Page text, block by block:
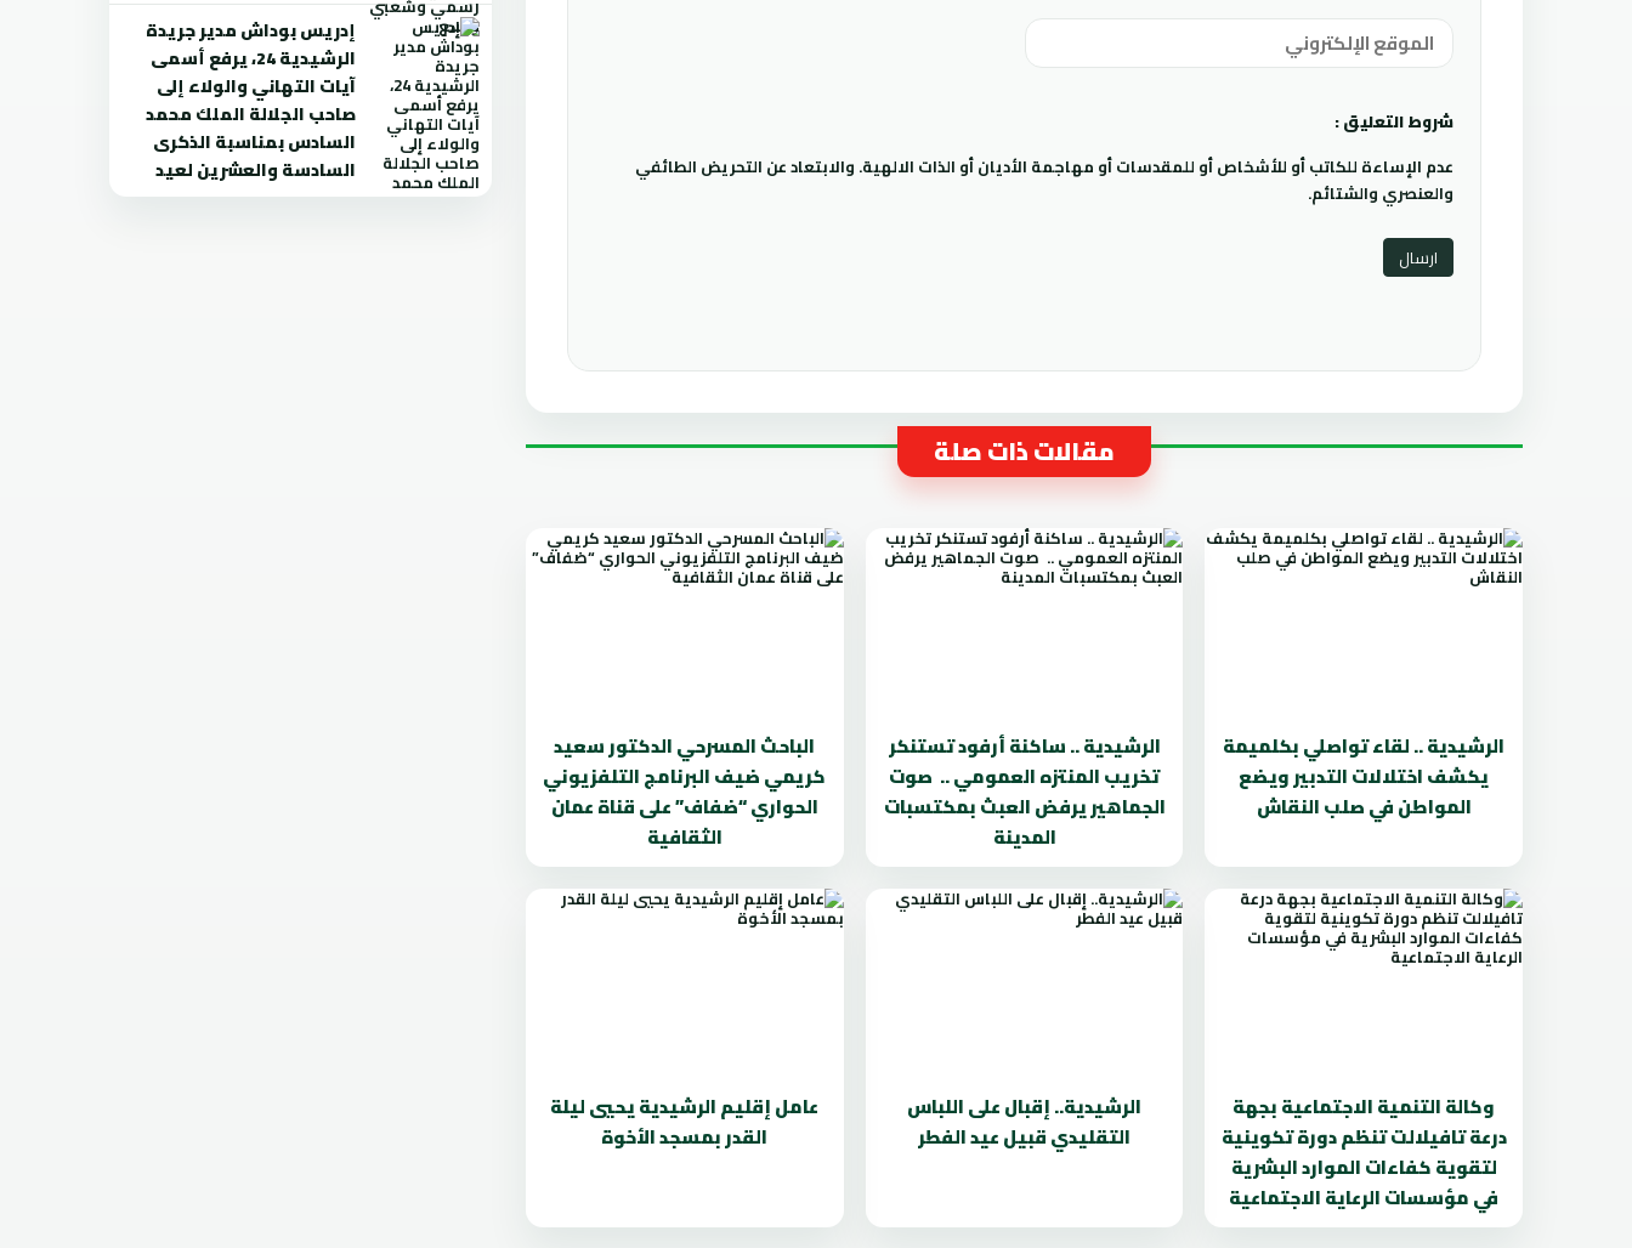
شروط التعليق :
عدم الإساءة للكاتب أو للأشخاص أو للمقدسات أو مهاجمة الأديان أو الذات الالهية. والابتعاد عن التحريض الطائفي
والعنصري والشتائم.
مقالات ذات صلة
الرشيدية .. لقاء تواصلي بكلميمة
يكشف اختلالات التدبير ويضع
المواطن في صلب النقاش
الرشيدية .. ساكنة أرفود تستنكر
تخريب المنتزه العمومي .. صوت
الجماهير يرفض العبث بمكتسبات
المدينة
الباحث المسرحي الدكتور سعيد
كريمي ضيف البرنامج التلفزيوني
الحواري “ضفاف” على قناة عمان
الثقافية
وكالة التنمية الاجتماعية بجهة
درعة تافيلالت تنظم دورة تكوينية
لتقوية كفاءات الموارد البشرية
في مؤسسات الرعاية الاجتماعية
الرشيدية.. إقبال على اللباس
التقليدي قبيل عيد الفطر
عامل إقليم الرشيدية يحيي ليلة
القدر بمسجد الأخوة
إدريس بوداش مدير جريدة
الرشيدية 24، يرفع أسمى
آيات التهاني والولاء إلى
صاحب الجلالة الملك محمد
السادس بمناسبة الذكرى
السادسة والعشرين لعيد